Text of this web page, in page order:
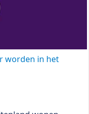
worden in het